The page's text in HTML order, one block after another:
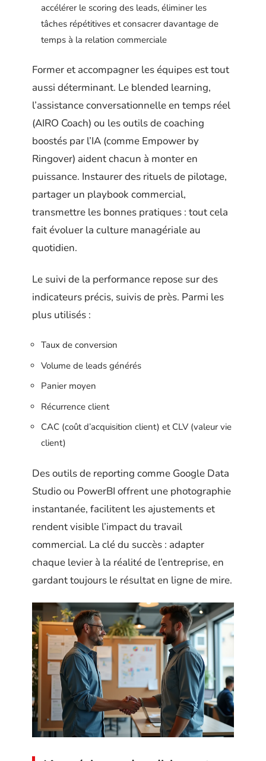
accélérer le scoring des leads, éliminer les
tâches répétitives et consacrer davantage de
temps à la relation commerciale
Former et accompagner les équipes est tout
aussi déterminant. Le blended learning,
l’assistance conversationnelle en temps réel
(AIRO Coach) ou les outils de coaching
boostés par l’IA (comme Empower by
Ringover) aident chacun à monter en
puissance. Instaurer des rituels de pilotage,
partager un playbook commercial,
transmettre les bonnes pratiques : tout cela
fait évoluer la culture managériale au
quotidien.
Le suivi de la performance repose sur des
indicateurs précis, suivis de près. Parmi les
plus utilisés :
Taux de conversion
Volume de leads générés
Panier moyen
Récurrence client
CAC (coût d’acquisition client) et CLV (valeur vie
client)
Des outils de reporting comme Google Data
Studio ou PowerBI offrent une photographie
instantanée, facilitent les ajustements et
rendent visible l’impact du travail
commercial. La clé du succès : adapter
chaque levier à la réalité de l’entreprise, en
gardant toujours le résultat en ligne de mire.